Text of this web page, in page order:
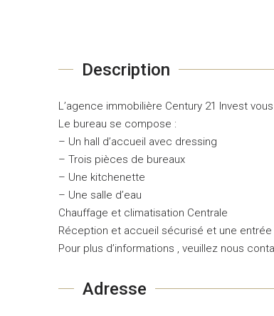
Description
L’agence immobilière Century 21 Invest
Le bureau se compose :
– Un hall d’accueil avec dressing
– Trois pièces de bureaux
– Une kitchenette
– Une salle d’eau
Chauffage et climatisation Centrale
Réception et accueil sécurisé et une
Pour plus d’informations , veuillez nous
Adresse